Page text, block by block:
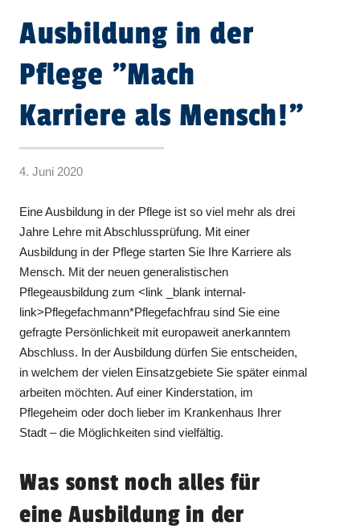
Ausbildung in der
Pflege "Mach
Karriere als Mensch!"
4. Juni 2020
Eine Ausbildung in der Pflege ist so viel mehr als drei
Jahre Lehre mit Abschlussprüfung. Mit einer
Ausbildung in der Pflege starten Sie Ihre Karriere als
Mensch. Mit der neuen generalistischen
Pflegeausbildung zum <link _blank internal-
link>Pflegefachmann*Pflegefachfrau sind Sie eine
gefragte Persönlichkeit mit europaweit anerkanntem
Abschluss. In der Ausbildung dürfen Sie entscheiden,
in welchem der vielen Einsatzgebiete Sie später einmal
arbeiten möchten. Auf einer Kinderstation, im
Pflegeheim oder doch lieber im Krankenhaus Ihrer
Stadt – die Möglichkeiten sind vielfältig.
Was sonst noch alles für
eine Ausbildung in der